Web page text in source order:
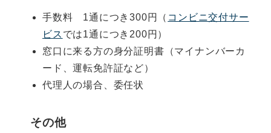
手数料 1通につき300円（ コンビニ交付サー
ビス では1通につき200円）
窓口に来る方の身分証明書（マイナンバーカ
ード、運転免許証など）
代理人の場合、委任状
その他